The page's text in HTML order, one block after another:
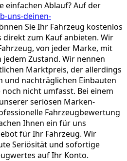
einfachen Ablauf? Auf der
uns-deinen-
Sie Ihr Fahrzeug kostenlos
zum Kauf anbieten. Wir
von jeder Marke, mit
Zustand. Wir nennen
Marktpreis, der allerdings
und nachträglichen Einbauten
nicht umfasst. Bei einem
seriösen Marken-
Fahrzeugbewertung
Ihnen ein für uns
für Ihr Fahrzeug. Wir
Seriösität und sofortige
auf Ihr Konto.